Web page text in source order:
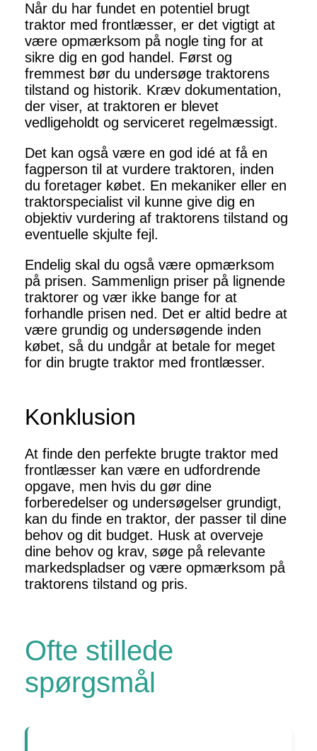
Når du har fundet en potentiel brugt
traktor med frontlæsser, er det vigtigt at
være opmærksom på nogle ting for at
sikre dig en god handel. Først og
fremmest bør du undersøge traktorens
tilstand og historik. Kræv dokumentation,
der viser, at traktoren er blevet
vedligeholdt og serviceret regelmæssigt.
Det kan også være en god idé at få en
fagperson til at vurdere traktoren, inden
du foretager købet. En mekaniker eller en
traktorspecialist vil kunne give dig en
objektiv vurdering af traktorens tilstand og
eventuelle skjulte fejl.
Endelig skal du også være opmærksom
på prisen. Sammenlign priser på lignende
traktorer og vær ikke bange for at
forhandle prisen ned. Det er altid bedre at
være grundig og undersøgende inden
købet, så du undgår at betale for meget
for din brugte traktor med frontlæsser.
Konklusion
At finde den perfekte brugte traktor med
frontlæsser kan være en udfordrende
opgave, men hvis du gør dine
forberedelser og undersøgelser grundigt,
kan du finde en traktor, der passer til dine
behov og dit budget. Husk at overveje
dine behov og krav, søge på relevante
markedspladser og være opmærksom på
traktorens tilstand og pris.
Ofte stillede
spørgsmål